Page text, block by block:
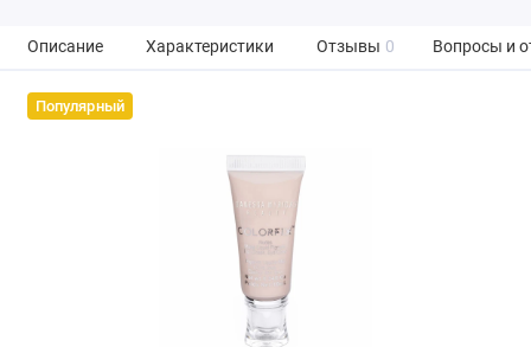
Описание Характеристики Отзывы 0 Вопросы и
Популярный